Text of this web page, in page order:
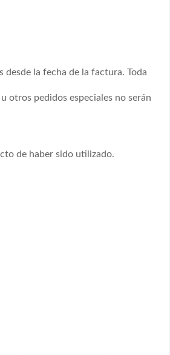
la fecha de la factura. Toda
otros pedidos especiales no serán
de haber sido utilizado.